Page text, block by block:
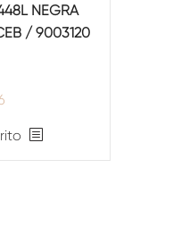
NEGRA
/ 9003120